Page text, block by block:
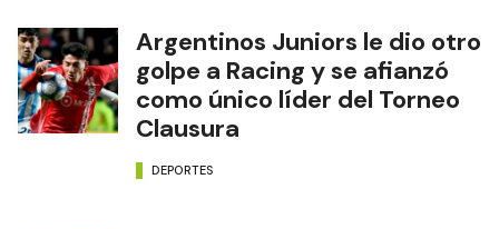
Argentinos Juniors le dio otro
golpe a Racing y se afianzó
como único líder del Torneo
Clausura
DEPORTES